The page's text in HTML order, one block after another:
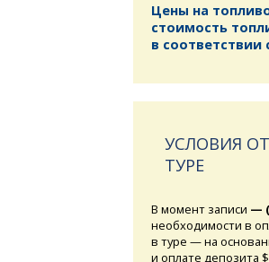
Цены на
стоимость
в
УСЛОВИЯ
ТУРЕ
В момент записи —
необходимости в
в туре — на
и оплате депозита